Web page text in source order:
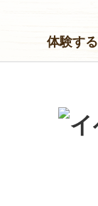
体験する